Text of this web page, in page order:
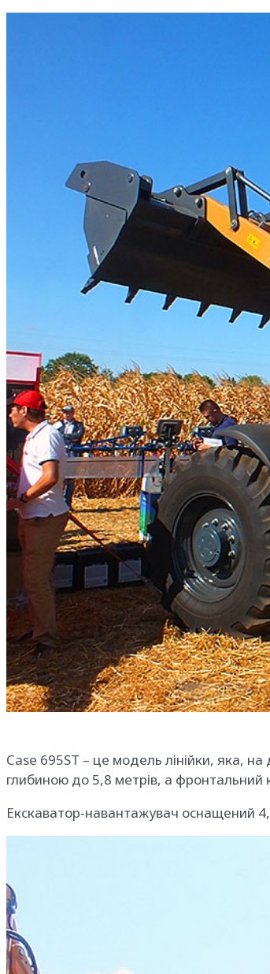
Case 695ST – це модель лінійки, яка,
глибиною до 5,8 метрів, а фронтальний
Екскаватор-навантажувач оснащений